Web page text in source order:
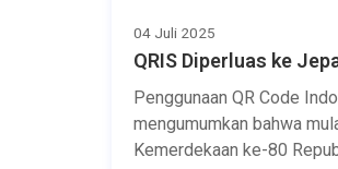
04 Juli 2025
QRIS Diperluas ke
Penggunaan QR Code
mengumumkan bahwa
Kemerdekaan ke-80